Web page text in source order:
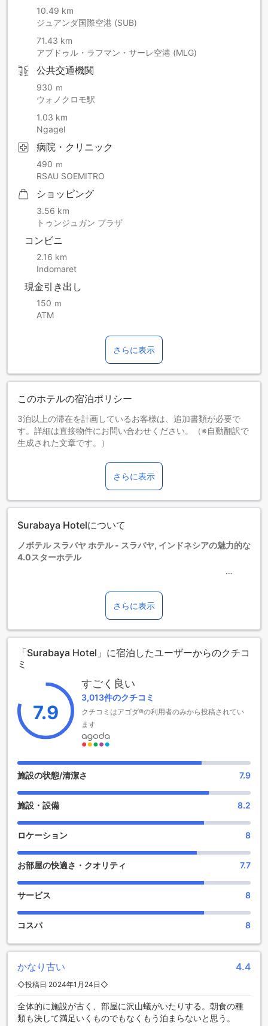
10.49 km
ジュアンダ国際空港 (SUB)
71.43 km
アブドゥル・ラフマン・サーレ空港 (MLG)
公共交通機関
930 ｍ
ウォノクロモ駅
1.03 km
Ngagel
病院・クリニック
490 ｍ
RSAU SOEMITRO
ショッピング
3.56 km
トゥンジュガン プラザ
コンビニ
2.16 km
Indomaret
現金引き出し
150 ｍ
ATM
さらに表示
このホテルの宿泊ポリシー
3泊以上の滞在を計画しているお客様は、追加書類が必要で
す。詳細は直接物件にお問い合わせください。（※自動翻訳で
生成された文章です。）
添い寝の場合は宿泊無料です。＜ご注意＞ベビーベッドのご
利用には追加料金が発生する場合があります。また、利用可
否は空き状況によります。
エキストラベッドをお申し込みください。
エキストラベッドの追加可否は、ルームタイプにより異なり
ます。各ルームタイプ欄の記載をお確かめください。ルーム
タイプの欄にエキストラベッド追加のオプションが提示され
【ご注意】6部屋以上をご予約の場合は、異なるご予約条件や
追加料金が適用されることがありますのでご了承ください。
さらに表示
Surabaya Hotelについて
ノボテル スラバヤ ホテル - スラバヤ, インドネシアの魅力的な
4.0スターホテル
ノボテル スラバヤ ホテルは、スラバヤに位置する魅力的な
4.0スターホテルです。このホテルは1995年に建てられ、
2013年に最後の改装が行われました。ホテルには144室の客
室があり、空港までの所要時間はわずか30分です。チェック
インは午後2時から可能で、チェックアウトは正午までとなっ
ています。お子様連れの方にはご注意ください。このホテル
では、お子様の無料滞在は許可されていません。追加料金が
発生する場合がありますので、詳細はお問い合わせくださ
楽しい時間を過ごせる庭園でリラックス
ノボテル スラバヤ ホテルでは、広々とした庭園で楽しい時間
を過ごすことができます。庭園には美しい花々や緑豊かな植
物が咲き誇り、自然の中でリラックスすることができます。
ゆったりとしたベンチやハンモックも設置されており、のん
また、庭園ではバーベキューパーティーやピクニックも楽し
むことができます。ホテルが提供するバーベキューセットを
使って、お好きな食材を焼きながら楽しい時間を過ごすこと
ができます。家族や友人と一緒に庭園でピクニックを楽しむ
い出に残る時間を過ごしてみてください。
楽しいスポーツ施設が充実！ノボテル スラバヤ ホテル
意しております。フィットネスセンターでは、最新のトレー
ニング機器を備えた広々とした空間で、心地よい運動を楽し
族と一緒にテニスを楽しむことができます。また、卓球台も
ご利用いただけますので、軽快な卓球の試合をお楽しみいた
ので、健康的なライフスタイルを維持することができます。
ノボテル スラバヤ ホテルで、楽しくスポーツを体験してみま
せんか？
さらに表示
「Surabaya Hotel」に宿泊したユーザーからのクチコ
ミ
7.9
すごく良い
3,013件のクチコミ
クチコミはアゴダ®の利用者のみから投稿されてい
ます
施設の状態/清潔さ 7.9
施設・設備 8.2
ロケーション 8
お部屋の快適さ・クオリティ 7.7
サービス 8
コスパ 8
かなり古い 4.4
◇投稿日 2024年1月24日◇
全体的に施設が古く、部屋に沢山蟻がいたりする。朝食の種
類も決して満足いくものでもなくもう泊まらないと思う。